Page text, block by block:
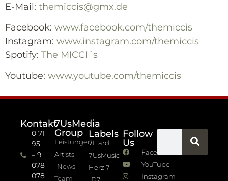
E-Mail: themiccis@gmx.de
Facebook: www.facebook.com/themiccis
Instagram: www.instagram.com/themiccis
Spotify: The MICCI´s
Youtube: www.youtube.com/themiccis
Kontakt
0 71
95
– 9
078
078
7UsMedia
Group
Leistungen
Artists
News
Team
Labels
7Hard
7UsMusic
Herz 7
Follow
Us
Facebook
YouTube
Instagram